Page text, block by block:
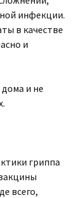
инфекции.
в качестве
и
и не
гриппа
всего,